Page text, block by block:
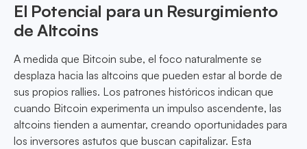
El Potencial para un Resurgimiento
de Altcoins
A medida que Bitcoin sube, el foco naturalmente se
desplaza hacia las altcoins que pueden estar al borde de
sus propios rallies. Los patrones históricos indican que
cuando Bitcoin experimenta un impulso ascendente, las
altcoins tienden a aumentar, creando oportunidades para
los inversores astutos que buscan capitalizar. Esta